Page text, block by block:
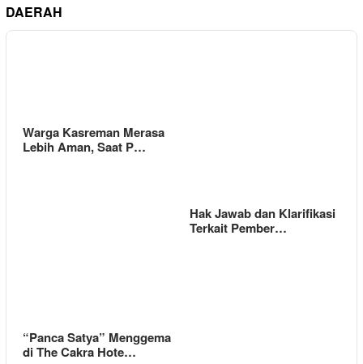
DAERAH
Warga Kasreman Merasa
Lebih Aman, Saat P…
Hak Jawab dan Klarifikasi
Terkait Pember…
“Panca Satya” Menggema
di The Cakra Hote…